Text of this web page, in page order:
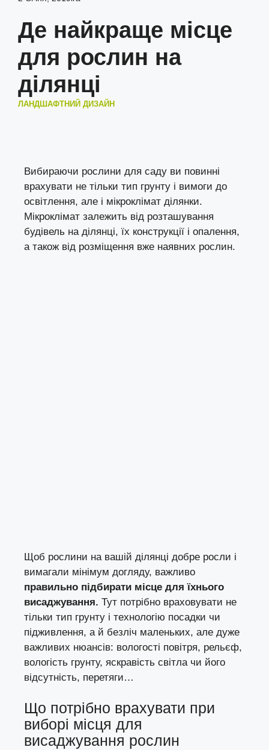
Де найкраще місце
для рослин на
ділянці
ЛАНДШАФТНИЙ ДИЗАЙН
Вибираючи рослини для саду ви повинні
врахувати не тільки тип грунту і вимоги до
освітлення, але і мікроклімат ділянки.
Мікроклімат залежить від розташування
будівель на ділянці, їх конструкції і опалення,
а також від розміщення вже наявних рослин.
Щоб рослини на вашій ділянці добре росли і
вимагали мінімум догляду, важливо
правильно підбирати місце для їхнього
висаджування. Тут потрібно враховувати не
тільки тип грунту і технологію посадки чи
підживлення, а й безліч маленьких, але дуже
важливих нюансів: вологості повітря, рельєф,
вологість грунту, яскравість світла чи його
відсутність, перетяги…
Що потрібно врахувати при
виборі місця для
висаджування рослин